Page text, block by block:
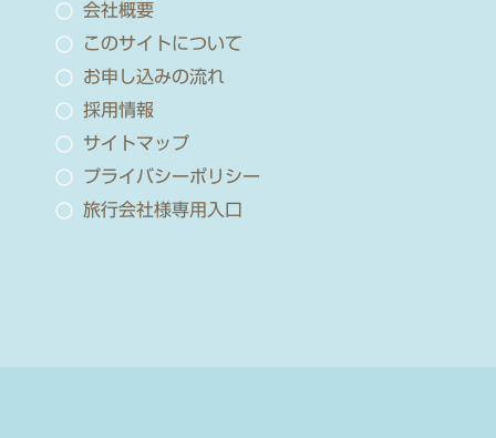
会社概要
このサイトについて
お申し込みの流れ
採用情報
サイトマップ
プライバシーポリシー
旅行会社様専用入口